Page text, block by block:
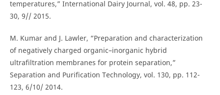
temperatures,” International Dairy Journal, vol. 48, pp. 23-
30, 9// 2015.
M. Kumar and J. Lawler, “Preparation and characterization
of negatively charged organic–inorganic hybrid
ultrafiltration membranes for protein separation,”
Separation and Purification Technology, vol. 130, pp. 112-
123, 6/10/ 2014.